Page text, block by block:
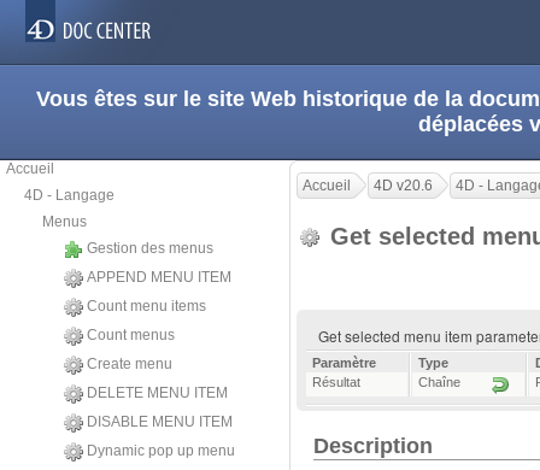
Vous êtes sur le site Web historique de la
déplacées
Accueil
4D - Langage
Menus
Gestion des menus
APPEND MENU ITEM
Count menu items
Count menus
Create menu
DELETE MENU ITEM
DISABLE MENU ITEM
Dynamic pop up menu
Accueil 4D v20.6 4D -
Get selected
Get selected menu item
Paramètre Type
Résultat
Chaîne
Description